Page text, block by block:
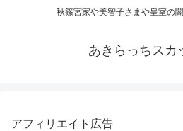
秋篠宮家や美智子さまや皇室の
あきらっちスカ
アフィリエイト広告